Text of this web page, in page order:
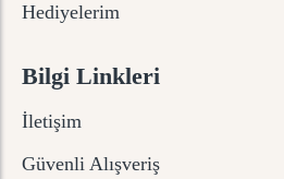
Hediyelerim
Bilgi Linkleri
İletişim
Güvenli Alışveriş